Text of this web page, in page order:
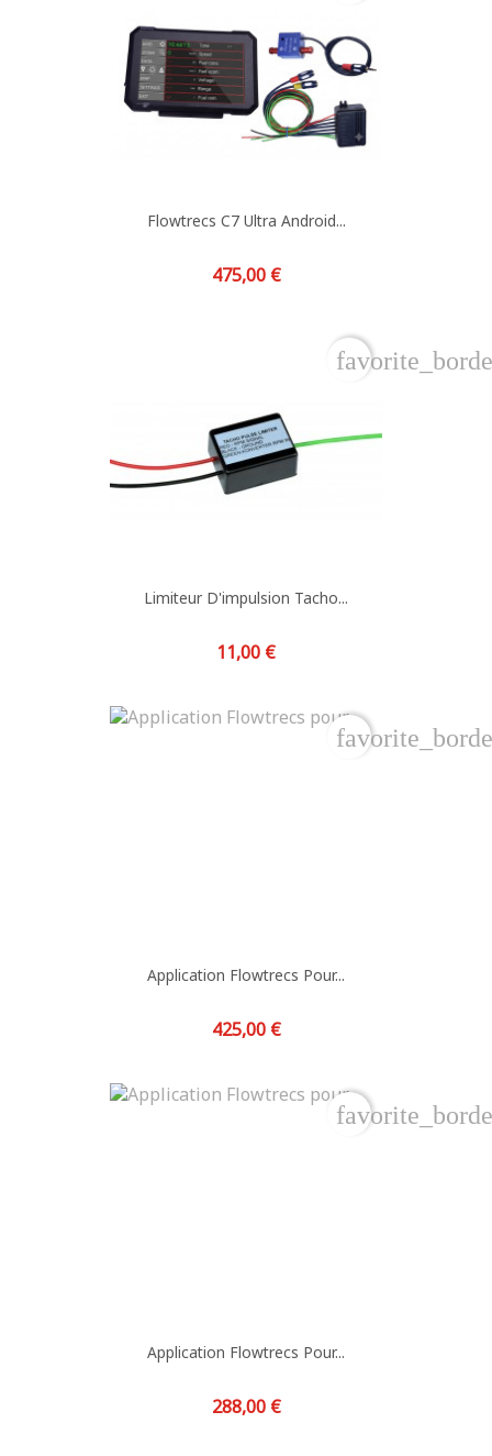
Flowtrecs C7 Ultra Android...
Prix
475,00 €
Limiteur D'impulsion Tacho...
Prix
11,00 €
Application Flowtrecs Pour...
Prix
425,00 €
Application Flowtrecs Pour...
Prix
288,00 €